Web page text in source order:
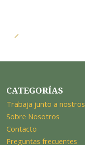
CATEGORÍAS
Trabaja junto a nostros
Sobre Nosotros
Contacto
Preguntas frecuentes